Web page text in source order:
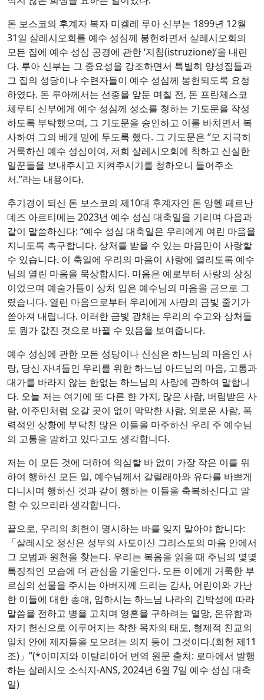
돈 보스코의 후계자 복자 미켈레 루아 신부는 1899년 12월
31일 살레시오회를 예수 성심께 봉헌하면서 살레시오회의
모든 집에 예수 성심 공경에 관한 ‘지침(istruzione)’을 내린
다. 루아 신부는 그 중요성을 강조하면서 특별히 양성집들과
그 집의 성당이나 수련자들이 예수 성심께 봉헌되도록 요청
하였다. 돈 루아께서는 선종을 앞둔 며칠 전, 돈 프란체스코
체루티 신부에게 예수 성심께 성소를 청하는 기도문을 작성
하도록 부탁했으며, 그 기도문을 승인하고 이를 바치면서 복
사하여 그의 베개 밑에 두도록 했다. 그 기도문은 “오 지극히
거룩하신 예수 성심이여, 저희 살레시오회에 착하고 신실한
일꾼들을 보내주시고 지켜주시기를 청하오니 들어주소
서.”라는 내용이다.
추기경이 되신 돈 보스코의 제10대 후계자인 돈 앙헬 페르난
데즈 아르티메는 2023년 예수 성심 대축일을 기리며 다음과
같이 말씀하신다: “예수 성심 대축일은 우리에게 여린 마음을
지니도록 촉구합니다. 상처를 받을 수 있는 마음만이 사랑할
수 있습니다. 이 축일에 우리의 마음이 사랑에 열리도록 예수
님의 열린 마음을 묵상합시다. 마음은 예로부터 사랑의 상징
이었으며 예술가들이 상처 입은 예수님의 마음을 금으로 그
렸습니다. 열린 마음으로부터 우리에게 사랑의 금빛 줄기가
쏟아져 내립니다. 이러한 금빛 광채는 우리의 수고와 상처들
도 뭔가 값진 것으로 바뀔 수 있음을 보여줍니다.
예수 성심에 관한 모든 성당이나 신심은 하느님의 마음인 사
랑, 당신 자녀들인 우리를 위한 하느님 아드님의 마음, 고통과
대가를 바라지 않는 한없는 하느님의 사랑에 관하여 말합니
다. 오늘 저는 여기에 또 다른 한 가지, 많은 사람, 버림받은 사
람, 이주민처럼 오갈 곳이 없이 막막한 사람, 외로운 사람, 폭
력적인 상황에 부닥친 많은 이들을 마주하신 우리 주 예수님
의 고통을 말하고 있다고도 생각합니다.
저는 이 모든 것에 더하여 의심할 바 없이 가장 작은 이를 위
하여 행하신 모든 일, 예수님께서 갈릴래아와 유다를 바쁘게
다니시며 행하신 것과 같이 행하는 이들을 축복하신다고 말
할 수 있으리라 생각합니다.
끝으로, 우리의 회헌이 명시하는 바를 잊지 말아야 합니다:
「살레시오 정신은 성부의 사도이신 그리스도의 마음 안에서
그 모범과 원천을 찾는다. 우리는 복음을 읽을 때 주님의 몇몇
특징적인 모습에 더 관심을 기울인다. 모든 이에게 거룩한 부
르심의 선물을 주시는 아버지께 드리는 감사, 어린이와 가난
한 이들에 대한 총애, 임하시는 하느님 나라의 긴박성에 따라
말씀을 전하고 병을 고치며 영혼을 구하려는 열망, 온유함과
자기 헌신으로 이루어지는 착한 목자의 태도, 형제적 친교의
일치 안에 제자들을 모으려는 의지 등이 그것이다.(회헌 제11
조)」”(*이미지와 이탈리아어 번역 원문 출처: 로마에서 발행
하는 살레시오 소식지-ANS, 2024년 6월 7일 예수 성심 대축
일)